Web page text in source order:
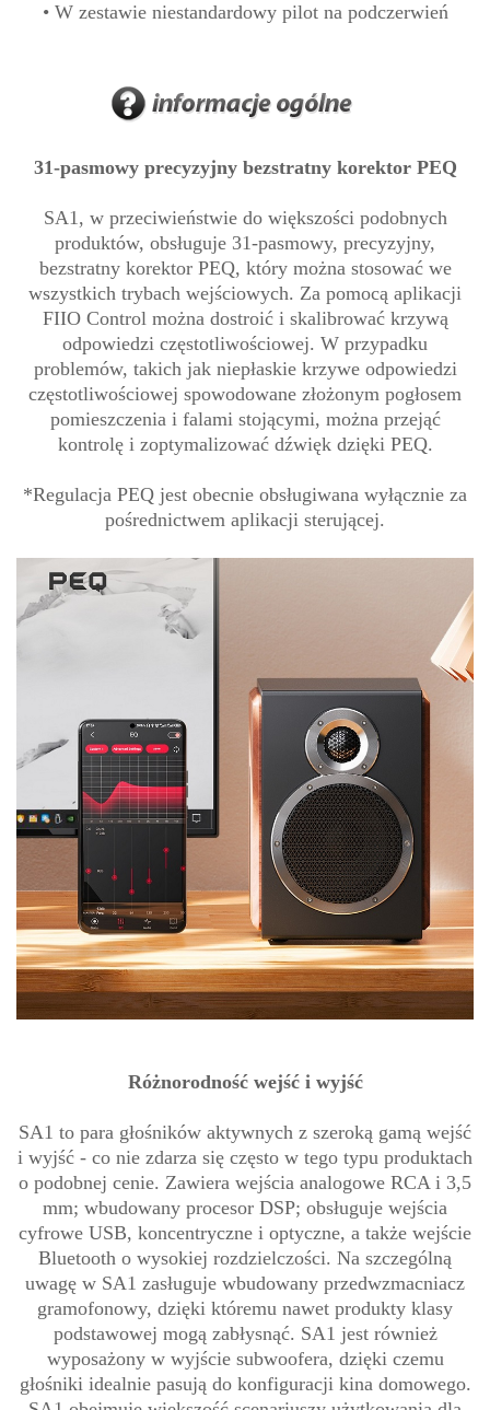
• W zestawie niestandardowy pilot na podczerwień
31-pasmowy precyzyjny bezstratny korektor PEQ
SA1, w przeciwieństwie do większości podobnych
produktów, obsługuje 31-pasmowy, precyzyjny,
bezstratny korektor PEQ, który można stosować we
wszystkich trybach wejściowych. Za pomocą aplikacji
FIIO Control można dostroić i skalibrować krzywą
odpowiedzi częstotliwościowej. W przypadku
problemów, takich jak niepłaskie krzywe odpowiedzi
częstotliwościowej spowodowane złożonym pogłosem
pomieszczenia i falami stojącymi, można przejąć
kontrolę i zoptymalizować dźwięk dzięki PEQ.
*Regulacja PEQ jest obecnie obsługiwana wyłącznie za
pośrednictwem aplikacji sterującej.
Różnorodność wejść i wyjść
SA1 to para głośników aktywnych z szeroką gamą wejść
i wyjść - co nie zdarza się często w tego typu produktach
o podobnej cenie. Zawiera wejścia analogowe RCA i 3,5
mm; wbudowany procesor DSP; obsługuje wejścia
cyfrowe USB, koncentryczne i optyczne, a także wejście
Bluetooth o wysokiej rozdzielczości. Na szczególną
uwagę w SA1 zasługuje wbudowany przedwzmacniacz
gramofonowy, dzięki któremu nawet produkty klasy
podstawowej mogą zabłysnąć. SA1 jest również
wyposażony w wyjście subwoofera, dzięki czemu
głośniki idealnie pasują do konfiguracji kina domowego.